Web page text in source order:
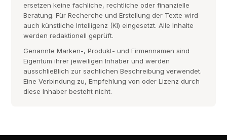
ersetzen keine fachliche, rechtliche oder finanzielle
Beratung. Für Recherche und Erstellung der Texte wird
auch künstliche Intelligenz (KI) eingesetzt. Alle Inhalte
werden redaktionell geprüft.
Genannte Marken-, Produkt- und Firmennamen sind
Eigentum ihrer jeweiligen Inhaber und werden
ausschließlich zur sachlichen Beschreibung verwendet.
Eine Verbindung zu, Empfehlung von oder Lizenz durch
diese Inhaber besteht nicht.